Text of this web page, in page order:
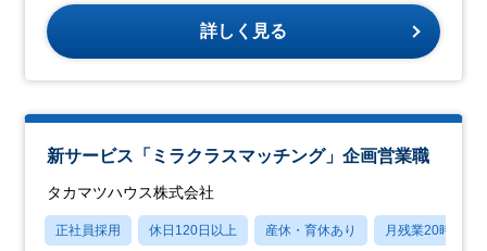
詳しく見る
新サービス「ミラクラスマッチング」企画営業職
タカマツハウス株式会社
正社員採用 休日120日以上 産休・育休あり 月残業20時間以